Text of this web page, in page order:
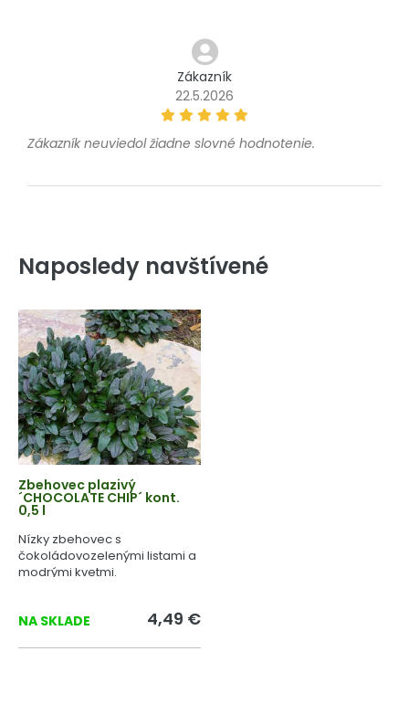
Zákazník
22.5.2026
Zákazník neuviedol žiadne slovné hodnotenie.
Naposledy navštívené
Zbehovec plazivý
´CHOCOLATE CHIP´ kont.
0,5 l
Nízky zbehovec s
čokoládovozelenými listami a
modrými kvetmi.
NA SKLADE 4,49 €